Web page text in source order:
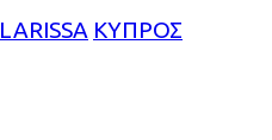
LARISSA ΚΥΠΡΟΣ